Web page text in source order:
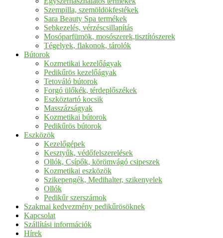
Szempilla, szemöldökfestékek
Sara Beauty Spa termékek
Sebkezelés, vérzéscsillapítás
Mosóparfümök, mosószerek,tisztítószerek
Tégelyek, flakonok, tárolók
Bútorok
Kozmetikai kezelőágyak
Pedikűrös kezelőágyak
Tetováló bútorok
Forgó ülőkék, térdeplőszékek
Eszköztartó kocsik
Masszázságyak
Kozmetikai bútorok
Pedikűrös bútorok
Eszközök
Kezelőgépek
Kesztyűk, védőfelszerelések
Ollók, Csípők, körömvágó csipeszek
Kozmetikai eszközök
Szikepengék, Medihalter, szikenyelek
Ollók
Pedikűr szerszámok
Szakmai kedvezmény pedikűrösöknek
Kapcsolat
Szállítási információk
Hírek